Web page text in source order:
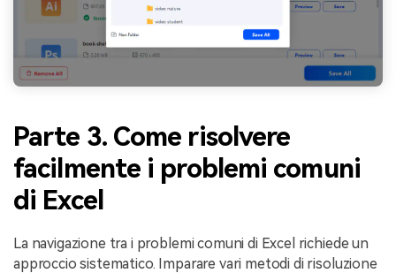
Parte 3. Come risolvere
facilmente i problemi comuni
di Excel
La navigazione tra i problemi comuni di Excel richiede un
approccio sistematico. Imparare vari metodi di risoluzione